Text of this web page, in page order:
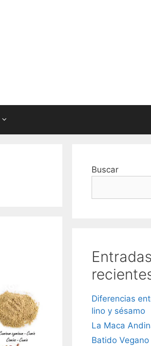
Buscar
Entradas
Diferencias
lino y sésamo
La Maca
Batido Vegano